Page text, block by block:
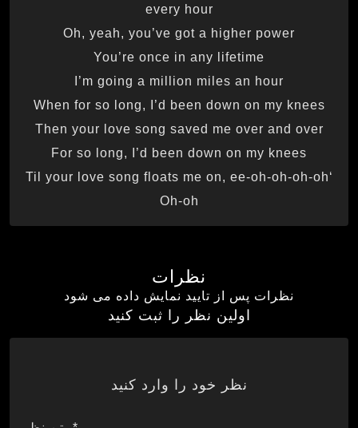
every hour
Oh, yeah, you’ve got a higher power
You’re once in any lifetime
I’m going a million miles an hour
When for so long, I’d been down on my knees
Then your love song saved me over and over
For so long, I’d been down on my knees
‘Til your love song floats me on, ee-oh-oh-oh-oh
Oh-oh
نظرات
نظرات پس از تایید نمایش داده می شود
اولین نظر را ثبت کنید
نظر خود را وارد کنید